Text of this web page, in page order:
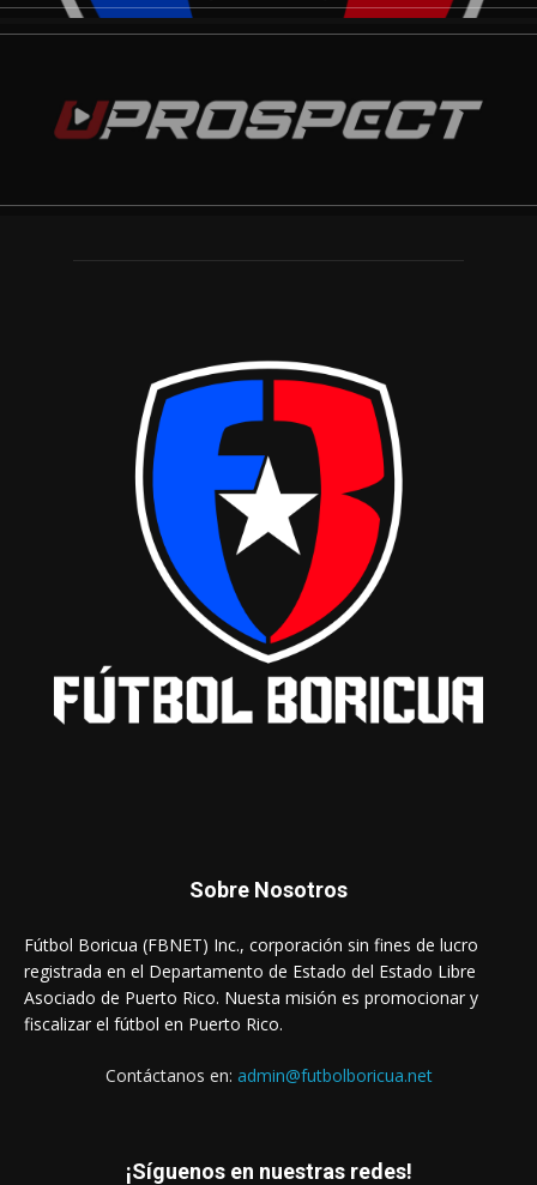
Sobre Nosotros
Fútbol Boricua (FBNET) Inc., corporación sin fines de lucro
registrada en el Departamento de Estado del Estado Libre
Asociado de Puerto Rico. Nuesta misión es promocionar y
fiscalizar el fútbol en Puerto Rico.
Contáctanos en: admin@futbolboricua.net
¡Síguenos en nuestras redes!